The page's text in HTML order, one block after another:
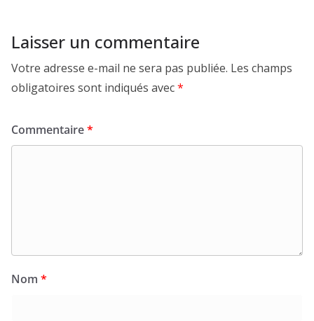
Laisser un commentaire
Votre adresse e-mail ne sera pas publiée. Les champs
obligatoires sont indiqués avec*
Commentaire*
Nom *